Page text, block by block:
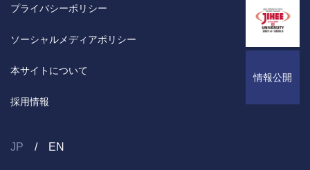
情報公開
プライバシーポリシー
ソーシャルメディアポリシー
本サイトについて
採用情報
JP EN